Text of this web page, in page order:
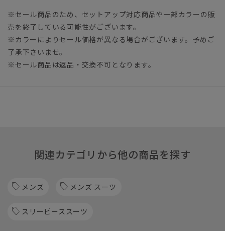
※セール商品のため、セットアップ対応商品や一部カラーの販
売を終了している可能性がございます。
※カラーによりセール価格が異なる場合がございます。予めご
了承下さいませ。
※セール商品は返品・交換不可となります。
関連カテゴリから他の商品を探す
メンズ メンズ スーツ
スリーピーススーツ